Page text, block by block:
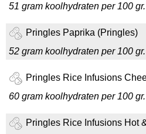
51 gram koolhydraten per 100 gr.
Pringles Paprika (Pringles)
52 gram koolhydraten per 100 gr.
Pringles Rice Infusions
60 gram koolhydraten per 100 gr.
Pringles Rice Infusions Hot